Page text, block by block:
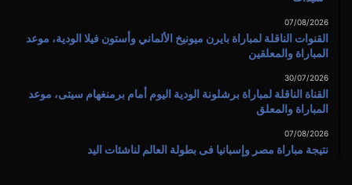
07/08/2026
القنوات الناقلة لمباراة بايرن ميونيخ الألماني وأستون فيلا الودية، موعد
المباراة والمعلقين
30/07/2026
القناة الناقلة لمباراة برشلونة الودية اليوم أمام برمنغهام سيتى، موعد
المباراة والمعلق
07/08/2026
نتيجة مباراة مصر وإسبانيا فى بطولة العالم لناشئات اليد